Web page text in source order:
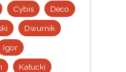
Cybis Deco
Dwurnik
Igor
Kałucki